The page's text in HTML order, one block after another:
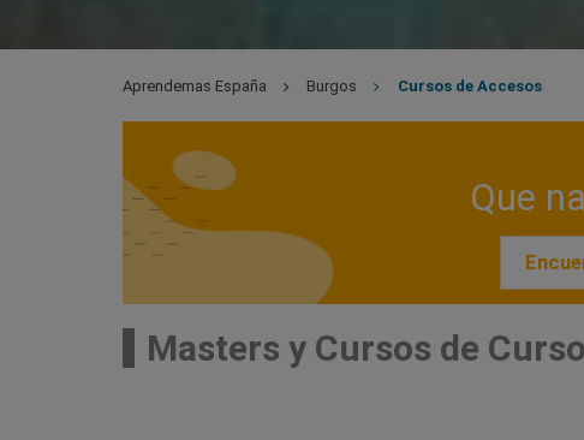
Aprendemas España Burgos Cursos de Accesos
Que
Masters y Cursos de